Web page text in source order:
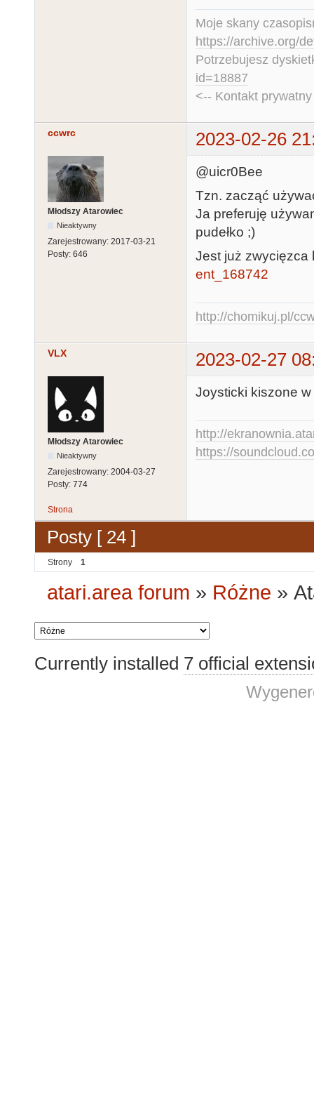
Moje skany
https://archive.org/
Potrzebujesz
id=18887
<-- Kontakt
ccwrc 2023-02-26
Młodszy Atarowiec
Nieaktywny
Zarejestrowany: 2017-03-21
Posty: 646
@uicr0Bee
Tzn. zacząć
Ja preferuję
pudełko ;)
Jest już
ent_168742
http://chomikuj.pl/
VLX 2023-02-27
Młodszy Atarowiec
Nieaktywny
Zarejestrowany: 2004-03-27
Posty: 774
Joysticki kiszone w
http://
https://
Strona
Posty [ 24 ]
Strony 1
atari.area forum » Różne »
Currently installed 7 official